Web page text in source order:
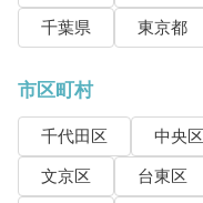
千葉県
東京都
市区町村
千代田区 中央区
文京区
台東区